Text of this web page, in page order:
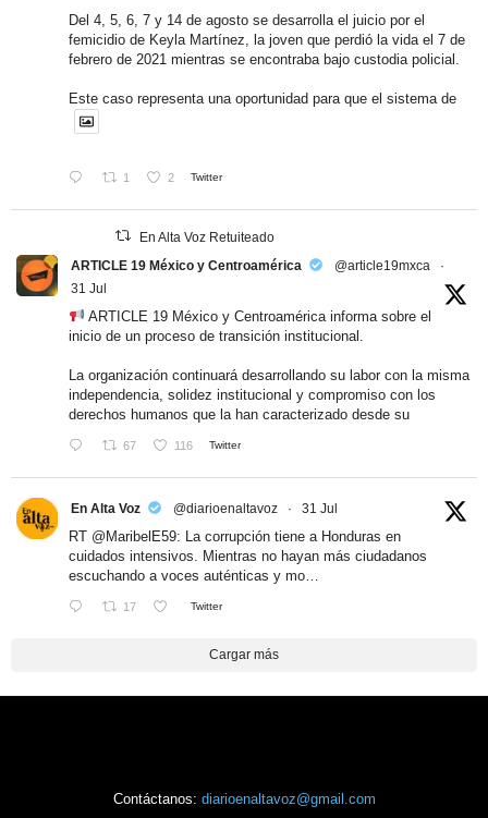
Del 4, 5, 6, 7 y 14 de agosto se desarrolla el juicio por el
femicidio de Keyla Martínez, la joven que perdió la vida el 7 de
febrero de 2021 mientras se encontraba bajo custodia policial.
Este caso representa una oportunidad para que el sistema de
1 2 Twitter
En Alta Voz Retuiteado
ARTICLE 19 México y Centroamérica
@article19mxca
·
31 Jul
ARTICLE 19 México y Centroamérica informa sobre el
inicio de un proceso de transición institucional.
La organización continuará desarrollando su labor con la misma
independencia, solidez institucional y compromiso con los
derechos humanos que la han caracterizado desde su
67 116 Twitter
En Alta Voz @diarioenaltavoz · 31 Jul
RT @MaribelE59: La corrupción tiene a Honduras en
cuidados intensivos. Mientras no hayan más ciudadanos
escuchando a voces auténticas y mo…
17 Twitter
Cargar más
Contáctanos: diarioenaltavoz@gmail.com